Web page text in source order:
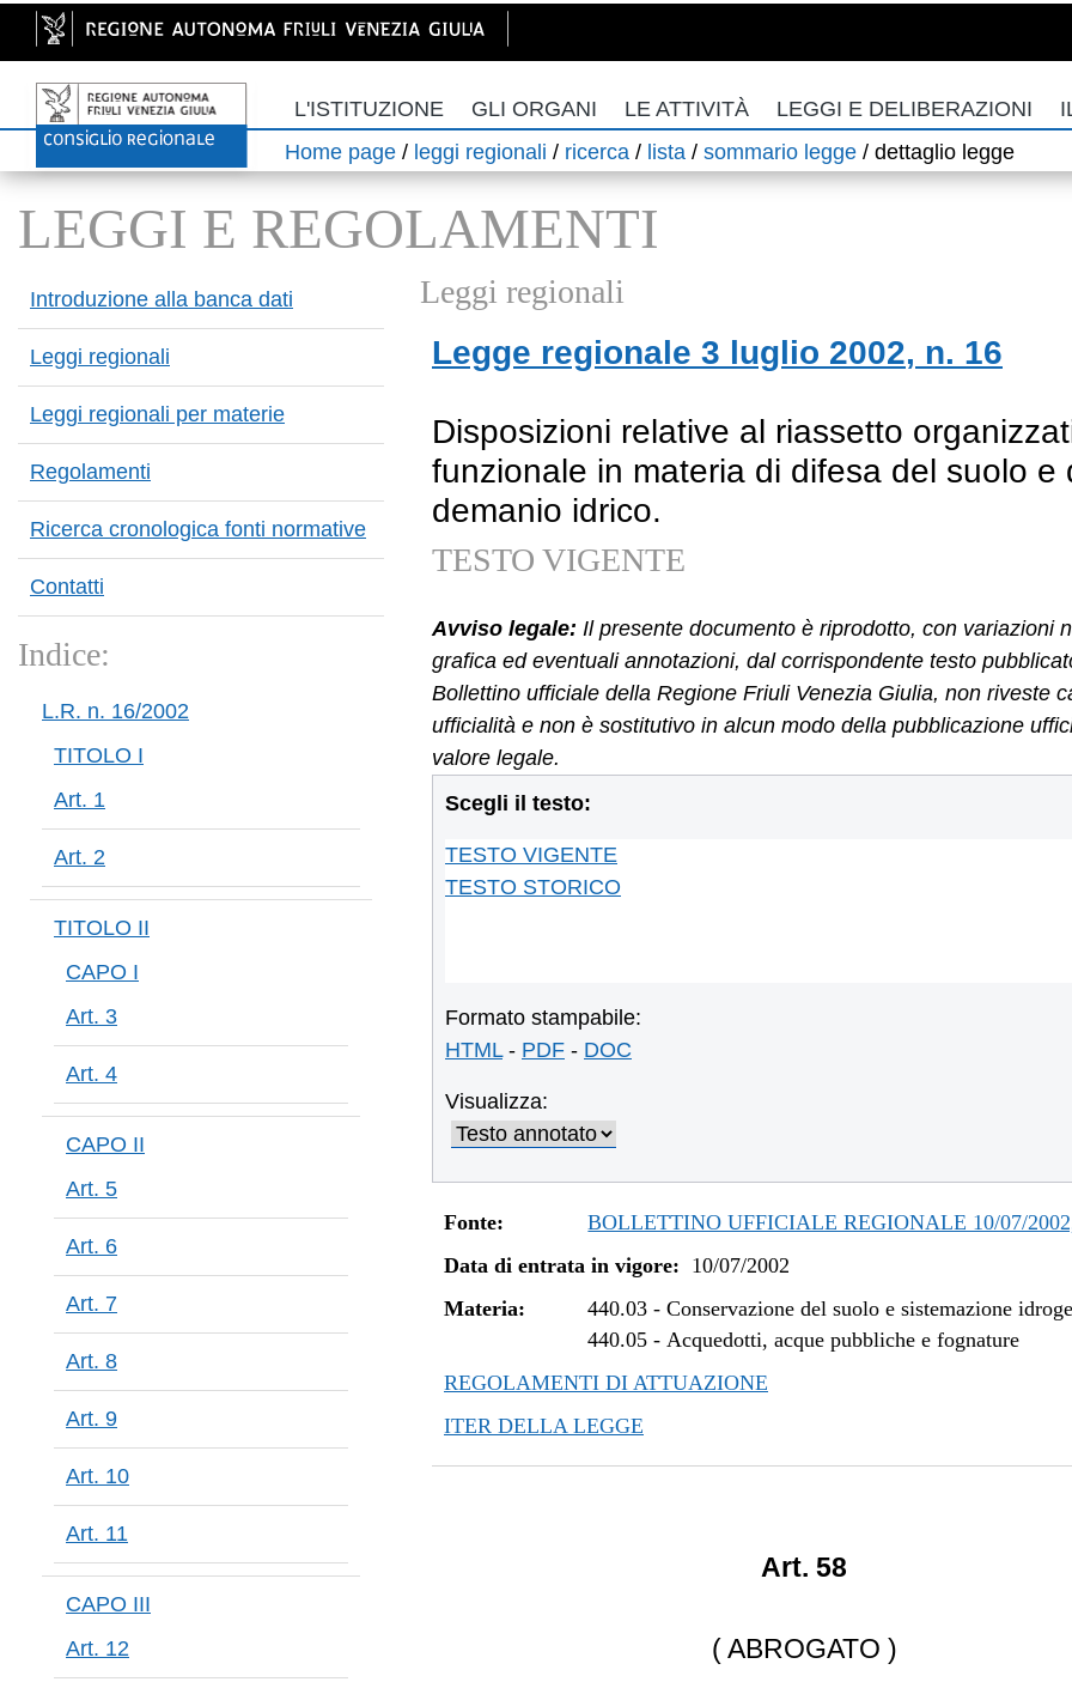
L'ISTITUZIONE GLI ORGANI LE ATTIVITÀ LEGGI E DELIBERAZIONI
Home page / leggi regionali / ricerca / lista / sommario legge / dettaglio legge
LEGGI E REGOLAMENTI
Introduzione alla banca dati
Leggi regionali
Leggi regionali per materie
Regolamenti
Ricerca cronologica fonti normative
Contatti
Indice:
L.R. n. 16/2002
TITOLO I
Art. 1
Art. 2
TITOLO II
CAPO I
Art. 3
Art. 4
CAPO II
Art. 5
Art. 6
Art. 7
Art. 8
Art. 9
Art. 10
Art. 11
CAPO III
Art. 12
Leggi regionali
Legge regionale 3 luglio 2002, n. 16
Disposizioni relative al riassetto
funzionale in materia di difesa del suolo e
demanio idrico.
TESTO VIGENTE
Avviso legale: Il presente documento è riprodotto, con variazioni
grafica ed eventuali annotazioni, dal corrispondente testo
Bollettino ufficiale della Regione Friuli Venezia Giulia, non riveste
ufficialità e non è sostitutivo in alcun modo della pubblicazione
valore legale.
Scegli il testo:
TESTO VIGENTE
TESTO STORICO
Formato stampabile:
HTML- PDF - DOC
Visualizza:
Fonte:
BOLLETTINO UFFICIALE REGIONALE 10/07/
Data di entrata in vigore: 10/07/2002
Materia:
440.03 -Conservazione del suolo e sistemazione
440.05 -Acquedotti, acque pubbliche e fognature
REGOLAMENTI DI ATTUAZIONE
ITER DELLA LEGGE
Art. 58
( ABROGATO )